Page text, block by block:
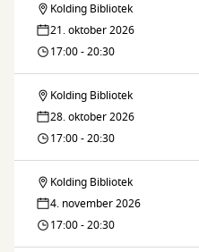
Brætspilsklubben
Kolding Bibliotek
21. oktober 2026
17:00 - 20:30
Brætspilsklubben
Kolding Bibliotek
28. oktober 2026
17:00 - 20:30
Brætspilsklubben
Kolding Bibliotek
4. november 2026
17:00 - 20:30